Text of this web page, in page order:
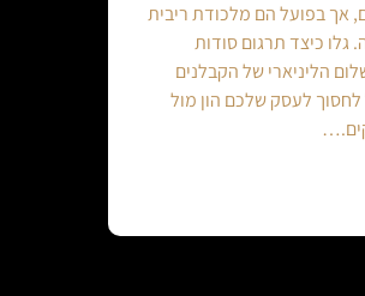
אך בפועל הם מלכודת ריבית
גלו כיצד תרגום סודות
הליניארי של הקבלנים
לחסוך לעסק שלכם הון מול